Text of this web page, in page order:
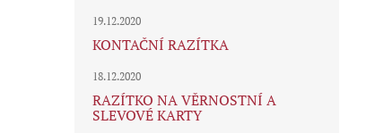
19.12.2020
KONTAČNÍ RAZÍTKA
18.12.2020
RAZÍTKO NA VĚRNOSTNÍ A
SLEVOVÉ KARTY